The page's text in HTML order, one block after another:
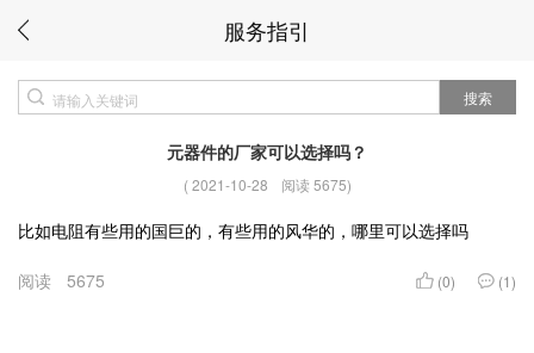
服务指引
搜索
元器件的厂家可以选择吗？
(2021-10-28 阅读 5675)
比如电阻有些用的国巨的，有些用的风华的，哪里可以选择吗
阅读 5675 (0) (1)